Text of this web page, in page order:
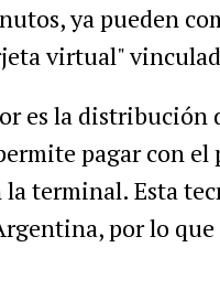
ya pueden
virtual"
es la distribución
pagar con el
terminal. Esta
por lo